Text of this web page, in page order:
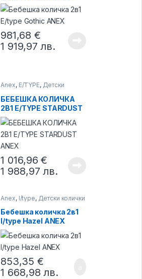
981,68 €
1 919,97лв.
Anex, E/TYPE, Детски
БЕБЕШКА КОЛИЧКА
2В1 E/TYPE STARDUST
ANEX
1 016,96€
1 988,97лв.
Anex, l/type, Детски колички
Бебешка количка 2в1
l/type Hazel ANEX
853,35 €
1 668,98лв.